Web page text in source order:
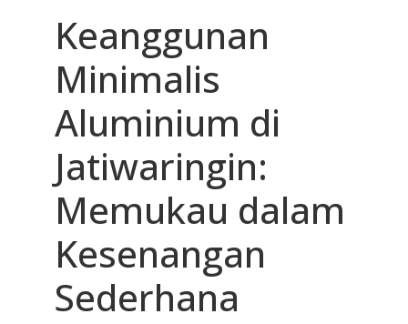
Keanggunan
Minimalis
Aluminium di
Jatiwaringin:
Memukau dalam
Kesenangan
Sederhana